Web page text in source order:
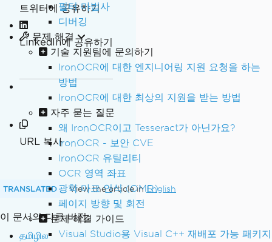
필터 마법사
디버깅
문제 해결
기술 지원팀에 문의하기
IronOCR에 대한 엔지니어링 지원 요청을 하는
방법
IronOCR에 대한 최상의 지원을 받는 방법
자주 묻는 질문
왜 IronOCR이고 Tesseract가 아닌가요?
IronOCR - 보안 CVE
IronOCR 유틸리티
OCR 영역 좌표
광학 마크 인식 (OMR)
페이지 방향 및 회전
문제 해결 가이드
Visual Studio용 Visual C++ 재배포 가능 패키지
트위터에 공유하기
LinkedIn에 공유하기
URL 복사
TRANSLATED View the article in English
이 문서의 다른 버전:
தமிழில